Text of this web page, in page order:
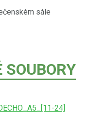
sále
SOUBORY
24]